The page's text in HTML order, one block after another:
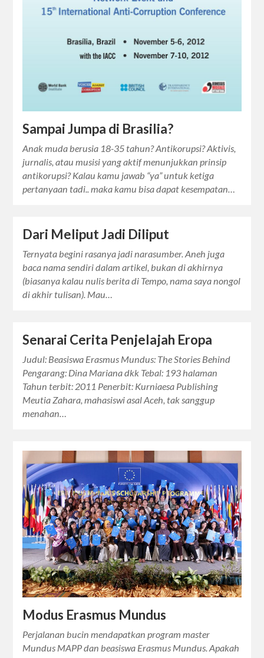
Sampai Jumpa di Brasilia?
Anak muda berusia 18-35 tahun? Antikorupsi? Aktivis,
jurnalis, atau musisi yang aktif menunjukkan prinsip
antikorupsi? Kalau kamu jawab “ya” untuk ketiga
pertanyaan tadi.. maka kamu bisa dapat kesempatan…
Dari Meliput Jadi Diliput
Ternyata begini rasanya jadi narasumber. Aneh juga
baca nama sendiri dalam artikel, bukan di akhirnya
(biasanya kalau nulis berita di Tempo, nama saya nongol
di akhir tulisan). Mau…
Senarai Cerita Penjelajah Eropa
Judul: Beasiswa Erasmus Mundus: The Stories Behind
Pengarang: Dina Mariana dkk Tebal: 193 halaman
Tahun terbit: 2011 Penerbit: Kurniaesa Publishing
Meutia Zahara, mahasiswi asal Aceh, tak sanggup
menahan…
Modus Erasmus Mundus
Perjalanan bucin mendapatkan program master
Mundus MAPP dan beasiswa Erasmus Mundus. Apakah